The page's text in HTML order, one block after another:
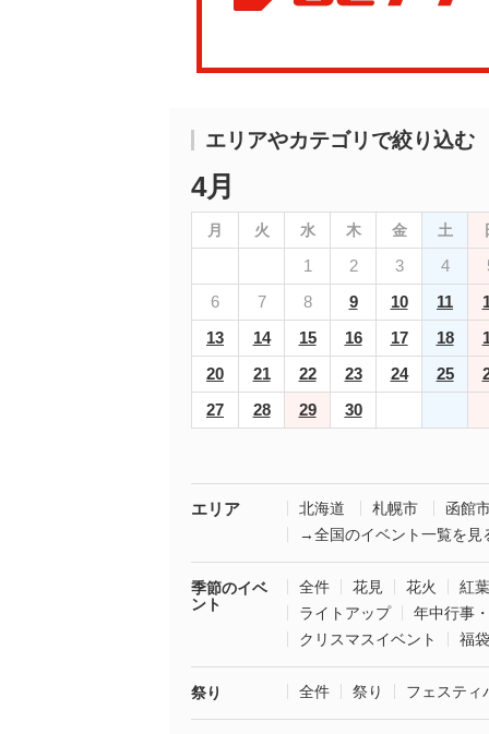
エリアやカテゴリで絞り込む
4月
月 火 水 木 金 土
1 2 3 4
6
7 8 9 10 11
13
14 15 16 17 18
20
21 22 23 24 25
27
28 29 30
エリア 北海道 札幌市
函館
→全国のイベント一覧を見
季節のイベ
ント
全件 花見 花火
紅葉
ライトアップ
年中行事
クリスマスイベント
福
祭り 全件 祭り フェスティ